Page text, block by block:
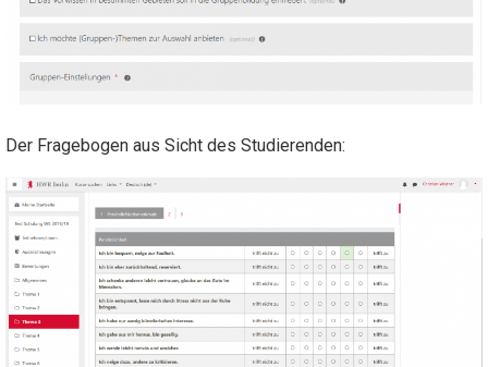
Der Fragebogen aus Sicht des Studierenden: